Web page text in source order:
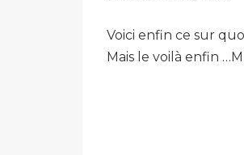
Voici enfin ce sur
Mais le voilà enfin